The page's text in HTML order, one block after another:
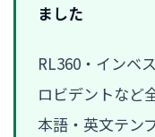
ました
RL360・インベ
ロビデントなど
本語・英文テン